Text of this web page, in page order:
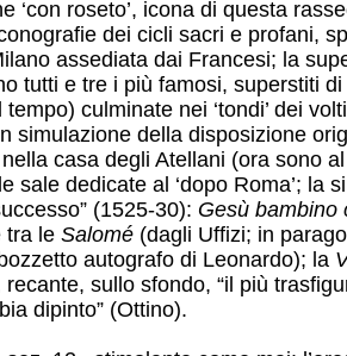
‘con roseto’, icona di questa
dei cicli sacri e profani,
assediata dai Francesi; la
tutti e tre i più famosi, superstiti
culminate nei ‘tondi’ dei
simulazione della disposizione
nella casa degli Atellani (ora sono
sale dedicate al ‘dopo Roma’; la
(1525-30): Gesù bambino
tra le Salomé (dagli Uffizi; in
autografo di Leonardo); la
recante, sullo sfondo, “il più
dipinto” (Ottino).